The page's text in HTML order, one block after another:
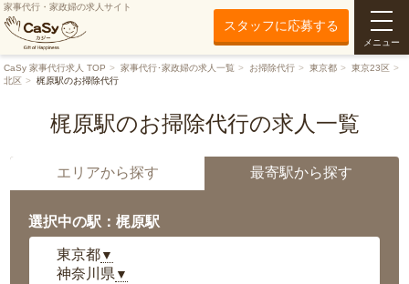
家事代行・家政婦の求人サイト
スタッフに応募する
メニュー
CaSy 家事代行求人 TOP 家事代行･家政婦の求人一覧 お掃除代行 東京都
東京23区
北区
梶原駅のお掃除代行
梶原駅のお掃除代行の求人一覧
エリアから探す 最寄駅から探す
選択中の駅：梶原駅
東京都▼
神奈川県 ▼